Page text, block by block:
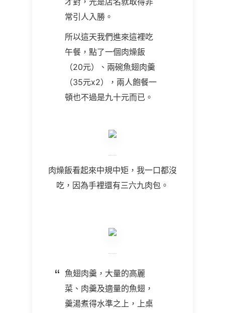
常引人入勝。
所以這天我們進來這裡吃
午餐，點了一個肉燥飯
（20元）、兩碗魚翅肉羹
（35元x2），兩人飽餐一
頓也不過是九十元而已。
肉燥飯看起來中規中矩，我一口都沒
吃，因為手裡還有三六九肉包。
魚翅肉羹，大量的高麗
菜、肉羹及適量的魚翅，
羹湯煮得水準之上，上桌